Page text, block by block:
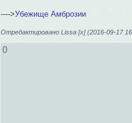
---->Убежище Амброзии
Отредактировано Lissa [x] (2016-09-17
0